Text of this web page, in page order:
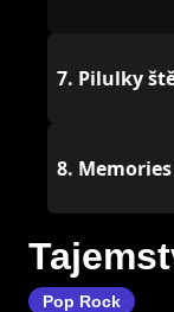
7. Pilulky
8.
Pop Rock